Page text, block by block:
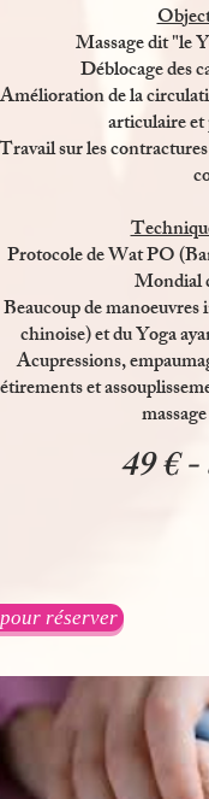
Massage dit "le
Déblocage des
Amélioration de la
articulaire
Travail sur les
Protocole de Wat PO
Mondial
Beaucoup de
chinoise) et du Yoga
Acupressions,
étirements et
49 €
réserver